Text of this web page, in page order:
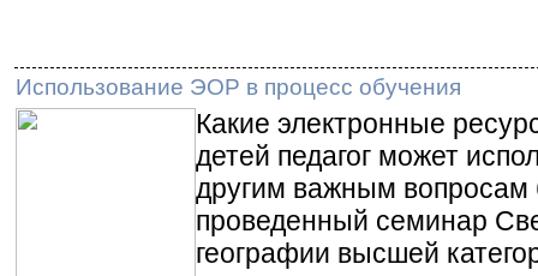
Использование ЭОР в процесс обучения
Какие электронные
детей педагог может
другим важным
проведенный семинар
географии высшей